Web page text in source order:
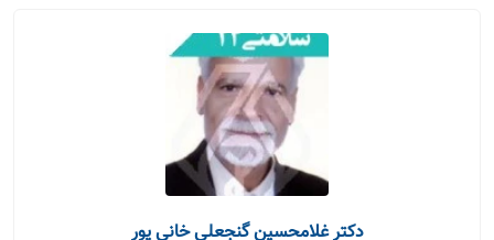
دکتر غلامحسین گنجعلی خانی پور